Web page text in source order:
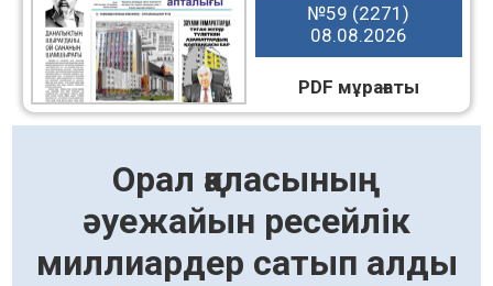
№59 (2271)
08.08.2026
PDF мұрағаты
Орал қаласының
әуежайын ресейлік
миллиардер сатып алды